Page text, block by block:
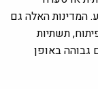
המדינות האלה גם
תשתיות
באופן